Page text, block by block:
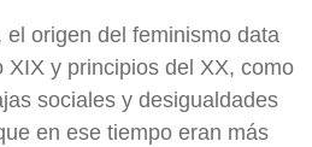
el origen del feminismo data
XIX y principios del XX, como
sociales y desigualdades
en ese tiempo eran más